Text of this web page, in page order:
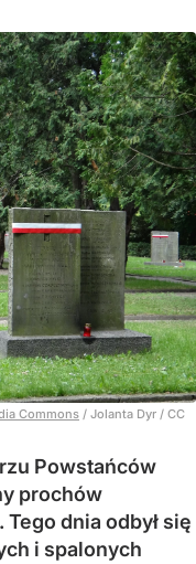
Commons / Jolanta Dyr / CC
Powstańców
prochów
dnia odbył się
i spalonych